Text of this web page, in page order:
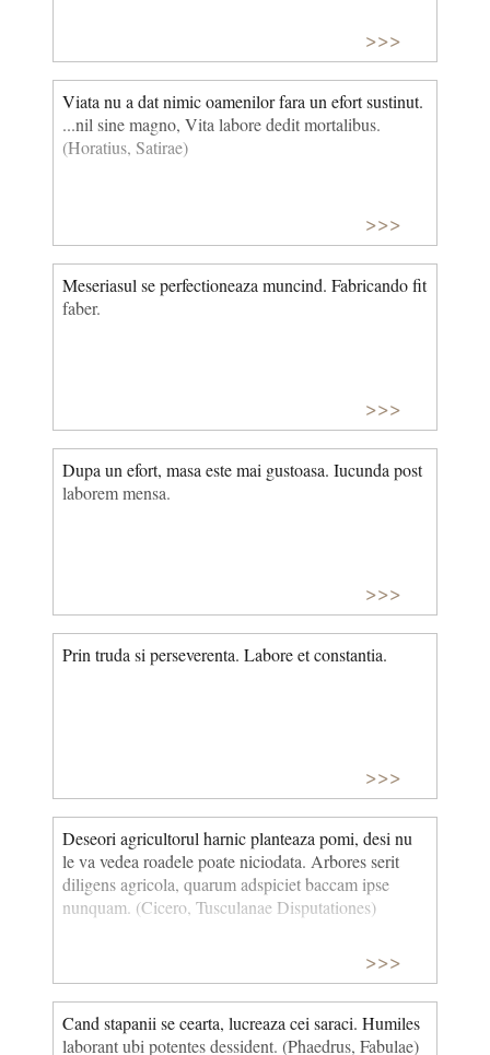
>>>
Viata nu a dat nimic oamenilor fara un efort sustinut.
...nil sine magno, Vita labore dedit mortalibus.
(Horatius, Satirae)
>>>
Meseriasul se perfectioneaza muncind. Fabricando fit
faber.
>>>
Dupa un efort, masa este mai gustoasa. Iucunda post
laborem mensa.
>>>
Prin truda si perseverenta. Labore et constantia.
>>>
Deseori agricultorul harnic planteaza pomi, desi nu
le va vedea roadele poate niciodata. Arbores serit
diligens agricola, quarum adspiciet baccam ipse
nunquam. (Cicero, Tusculanae Disputationes)
>>>
Cand stapanii se cearta, lucreaza cei saraci. Humiles
laborant ubi potentes dessident. (Phaedrus, Fabulae)